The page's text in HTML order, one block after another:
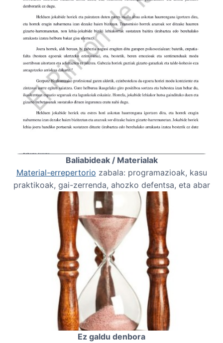
Baliabideak / Materialak
Material-errepertorio zabala: programazioak, kasu
praktikoak, gai-zerrenda, ahozko defentsa, eta abar
Ez galdu denbora